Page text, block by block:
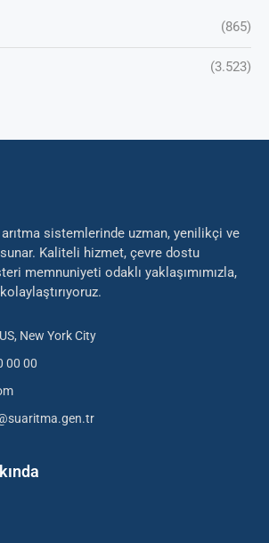
(865)
(3.523)
sistemlerinde uzman, yenilikçi ve
Kaliteli hizmet, çevre dostu
memnuniyeti odaklı yaklaşımımızla,
New York City
00 00